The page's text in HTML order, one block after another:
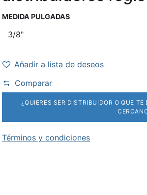
MEDIDA PULGADAS
Añadir a lista de deseos
Comparar
¿QUIERES SER DISTRIBUIDOR O QUE
Términos y condiciones